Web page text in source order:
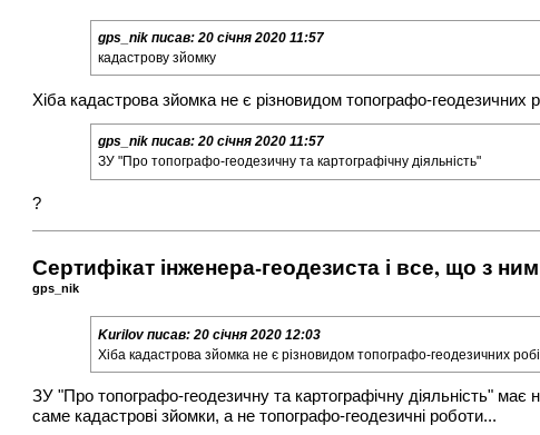
gps_nikписав:20 січня 2020 11:57
кадастрову зйомку
Хіба кадастрова зйомка не є різновидом топографо-геодезичних
gps_nikписав:20 січня 2020 11:57
ЗУ "Про топографо-геодезичну та картографічну діяльність"
?
Сертифікат інженера-геодезиста і все, що з
gps_nik
Kurilovписав: 20 січня 2020 12:03
Хіба кадастрова зйомка не є різновидом топографо-геодезичних
ЗУ "Про топографо-геодезичну та картографічну діяльність"
саме кадастрові зйомки, а не топографо-геодезичні роботи...